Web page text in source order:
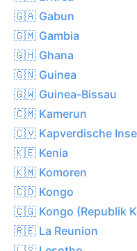
🇬🇦 Gabun
🇬🇲 Gambia
🇬🇭 Ghana
🇬🇳 Guinea
🇬🇼 Guinea-Bissau
🇨🇲 Kamerun
🇨🇻 Kapverdische
🇰🇪 Kenia
🇰🇲 Komoren
🇨🇩 Kongo
🇨🇬 Kongo (Republik
🇷🇪 La Reunion